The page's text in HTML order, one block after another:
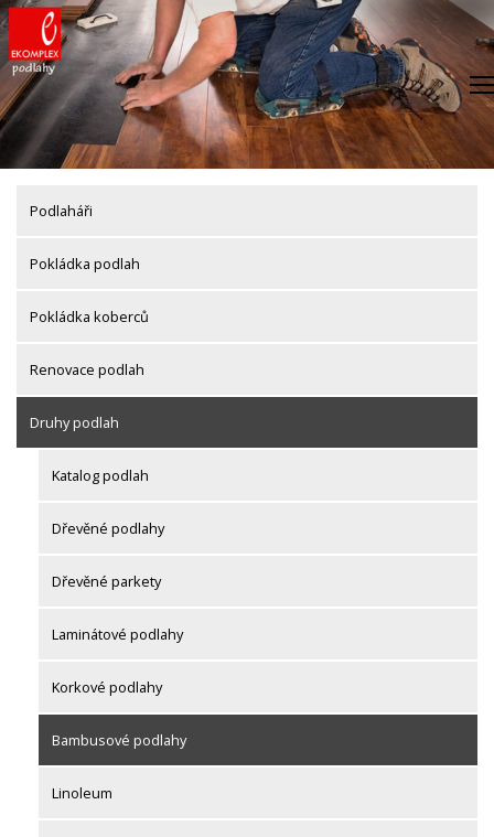
Skip
to
content
Podlaháři
Pokládka podlah
Pokládka koberců
Renovace podlah
Druhy podlah
Katalog podlah
Dřevěné podlahy
Dřevěné parkety
Laminátové podlahy
Korkové podlahy
Bambusové podlahy
Linoleum